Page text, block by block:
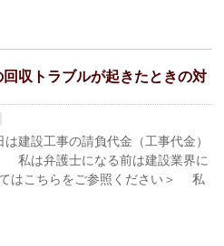
収トラブルが起きたときの対
設工事の請負代金（工事代金）
私は弁護士になる前は建設業界に
はこちらをご参照ください＞ 私